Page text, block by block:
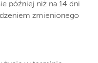
później niż na 14 dni
zmienionego